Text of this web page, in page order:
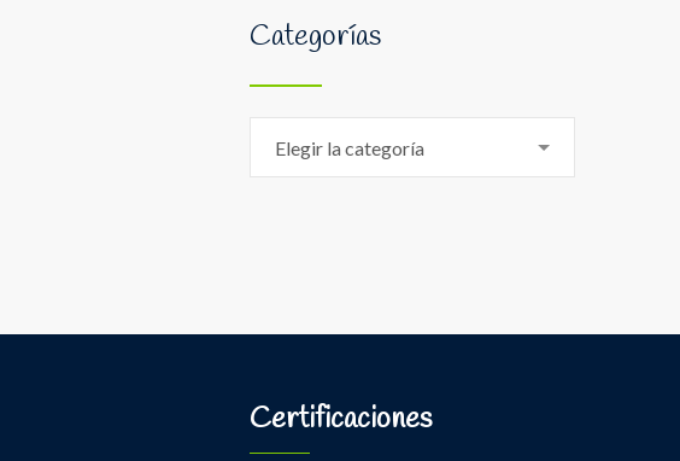
Categorías
Elegir la categoría
Certificaciones